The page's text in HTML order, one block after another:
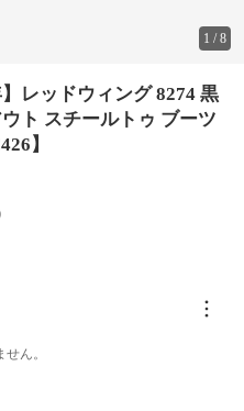
1 /8
レッドウィング 8274 黒
ト スチールトゥ ブーツ
】
ん。